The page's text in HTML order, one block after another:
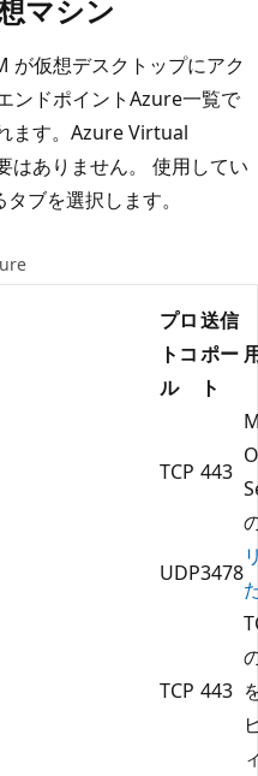
マシン
が仮想デスクトップにアク
ンドポイントAzure一覧で
ます。Azure Virtual
はありません。 使用してい
ブを選択します。
プロ
トコ
ル
送信
ポー
ト
TCP 443
UDP3478
TCP 443